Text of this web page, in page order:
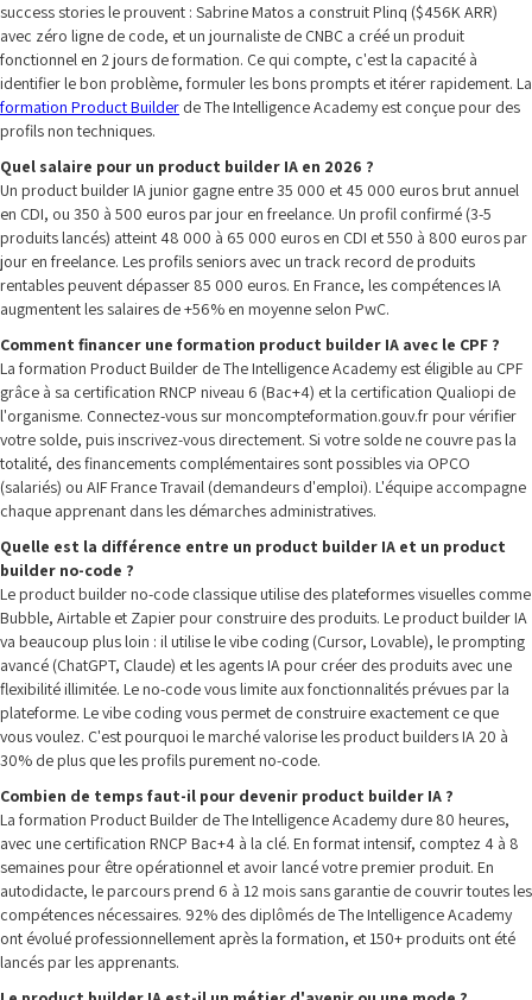
success stories le prouvent : Sabrine Matos a construit Plinq ($456K ARR)
avec zéro ligne de code, et un journaliste de CNBC a créé un produit
fonctionnel en 2 jours de formation. Ce qui compte, c'est la capacité à
identifier le bon problème, formuler les bons prompts et itérer rapidement. La
formation Product Builder de The Intelligence Academy est conçue pour des
profils non techniques.
Quel salaire pour un product builder IA en 2026 ?
Un product builder IA junior gagne entre 35 000 et 45 000 euros brut annuel
en CDI, ou 350 à 500 euros par jour en freelance. Un profil confirmé (3-5
produits lancés) atteint 48 000 à 65 000 euros en CDI et 550 à 800 euros par
jour en freelance. Les profils seniors avec un track record de produits
rentables peuvent dépasser 85 000 euros. En France, les compétences IA
augmentent les salaires de +56% en moyenne selon PwC.
Comment financer une formation product builder IA avec le CPF ?
La formation Product Builder de The Intelligence Academy est éligible au CPF
grâce à sa certification RNCP niveau 6 (Bac+4) et la certification Qualiopi de
l'organisme. Connectez-vous sur moncompteformation.gouv.fr pour vérifier
votre solde, puis inscrivez-vous directement. Si votre solde ne couvre pas la
totalité, des financements complémentaires sont possibles via OPCO
(salariés) ou AIF France Travail (demandeurs d'emploi). L'équipe accompagne
chaque apprenant dans les démarches administratives.
Quelle est la différence entre un product builder IA et un product
builder no-code ?
Le product builder no-code classique utilise des plateformes visuelles comme
Bubble, Airtable et Zapier pour construire des produits. Le product builder IA
va beaucoup plus loin : il utilise le vibe coding (Cursor, Lovable), le prompting
avancé (ChatGPT, Claude) et les agents IA pour créer des produits avec une
flexibilité illimitée. Le no-code vous limite aux fonctionnalités prévues par la
plateforme. Le vibe coding vous permet de construire exactement ce que
vous voulez. C'est pourquoi le marché valorise les product builders IA 20 à
30% de plus que les profils purement no-code.
Combien de temps faut-il pour devenir product builder IA ?
La formation Product Builder de The Intelligence Academy dure 80 heures,
avec une certification RNCP Bac+4 à la clé. En format intensif, comptez 4 à 8
semaines pour être opérationnel et avoir lancé votre premier produit. En
autodidacte, le parcours prend 6 à 12 mois sans garantie de couvrir toutes les
compétences nécessaires. 92% des diplômés de The Intelligence Academy
ont évolué professionnellement après la formation, et 150+ produits ont été
lancés par les apprenants.